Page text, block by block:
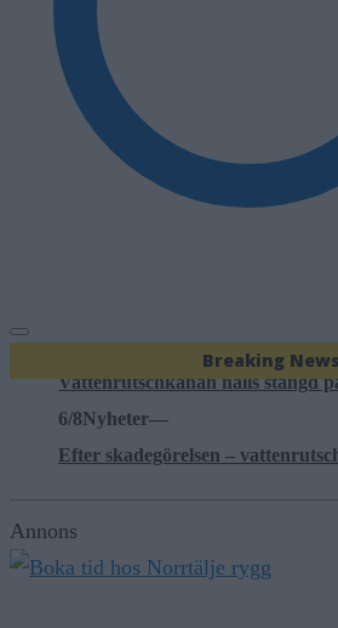
Breaking News
6/8Nyheter—
Vattenrutschkanan hålls stängd
6/8Nyheter—
Efter skadegörelsen –
6/8
Kommunen varnar för falska
Annons